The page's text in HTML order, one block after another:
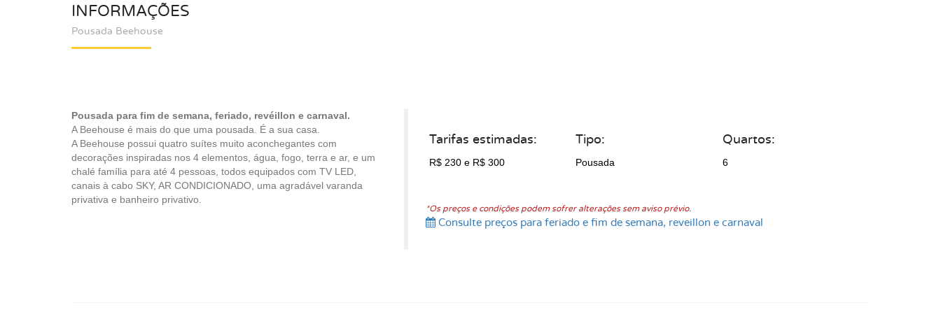
INFORMAÇÕES
Pousada Beehouse
Pousada para fim de semana, feriado, revéillon e carnaval.
A Beehouse é mais do que uma pousada. É a sua casa.
A Beehouse possui quatro suítes muito aconchegantes com
decorações inspiradas nos 4 elementos, água, fogo, terra e ar, e um
chalé família para até 4 pessoas, todos equipados com TV LED,
canais à cabo SKY, AR CONDICIONADO, uma agradável varanda
privativa e banheiro privativo.
Tarifas estimadas:
R$ 230 e R$ 300
Tipo:
Pousada
Quartos:
6
*Os preços e condições podem sofrer alterações sem aviso prévio.
Consulte preços para feriado e fim de semana, reveillon e carnaval